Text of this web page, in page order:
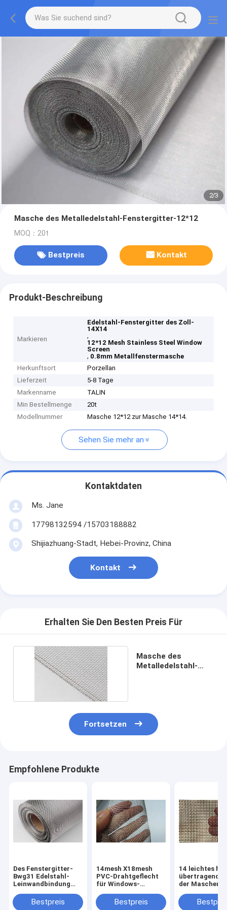
2/3
Masche des Metalledelstahl-Fenstergitter-12*12
MOQ：20t
Bestpreis Kontakt
Produkt-Beschreibung
Markieren
Edelstahl-Fenstergitter des Zoll-
14X14
,
12*12 Mesh Stainless Steel Window
Screen
, 0.8mm Metallfenstermasche
Herkunftsort
Porzellan
Lieferzeit
5-8 Tage
Markenname
TALIN
Min Bestellmenge
20t
Modellnummer
Masche 12*12 zur Masche 14*14.
Sehen Sie mehr an
Kontaktdaten
Ms. Jane
17798132594 /15703188882
Shijiazhuang-Stadt, Hebei-Provinz, China
Kontakt
Erhalten Sie Den Besten Preis Für
Masche des
Metalledelstahl-
Fortsetzen
Empfohlene Produkte
Des Fenstergitter-
Bwg31 Edelstahl-
Leinwandbindung
18mesh X18mesh
Bestpreis
14mesh X18mesh
PVC-Drahtgeflecht
für Windows-
Bestpreis
14 leichtes
der Maschen-
Wire Mesh